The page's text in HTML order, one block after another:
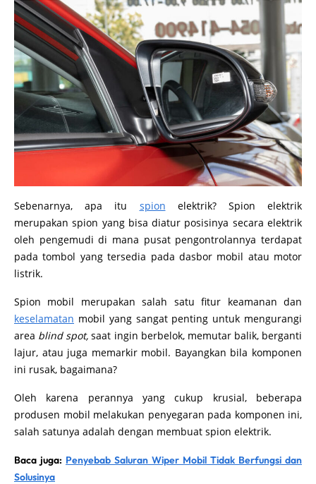
Sebenarnya, apa itu spion elektrik? Spion elektrik
merupakan spion yang bisa diatur posisinya secara elektrik
oleh pengemudi di mana pusat pengontrolannya terdapat
pada tombol yang tersedia pada dasbor mobil atau motor
listrik.
Spion mobil merupakan salah satu fitur keamanan dan
keselamatan mobil yang sangat penting untuk mengurangi
area blind spot,saat ingin berbelok, memutar balik, berganti
lajur, atau juga memarkir mobil. Bayangkan bila komponen
ini rusak, bagaimana?
Oleh karena perannya yang cukup krusial, beberapa
produsen mobil melakukan penyegaran pada komponen ini,
salah satunya adalah dengan membuat spion elektrik.
Baca juga: Penyebab Saluran Wiper Mobil Tidak Berfungsi dan
Solusinya